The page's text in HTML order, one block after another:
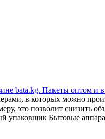
bata.kg. Пакеты оптом и
в которых можно
это позволит снизить
упаковщик Бытовые